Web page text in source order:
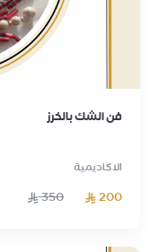
فن الشك بالخرز
الاكاديمية
200
350